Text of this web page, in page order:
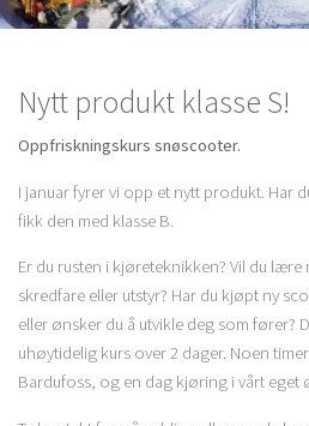
Nytt produkt klasse S!
Oppfriskningskurs snøscooter.
I januar fyrer vi opp et nytt produkt. Har
fikk den med klasse B.
Er du rusten i kjøreteknikken? Vil du
skredfare eller utstyr? Har du kjøpt ny
eller ønsker du å utvikle deg som fører?
uhøytidelig kurs over 2 dager. Noen
Bardufoss, og en dag kjøring i vårt